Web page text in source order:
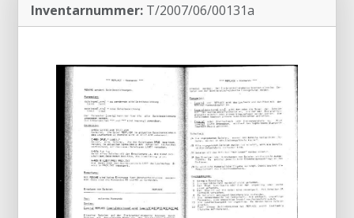
Inventarnummer: T/2007/06/00131a